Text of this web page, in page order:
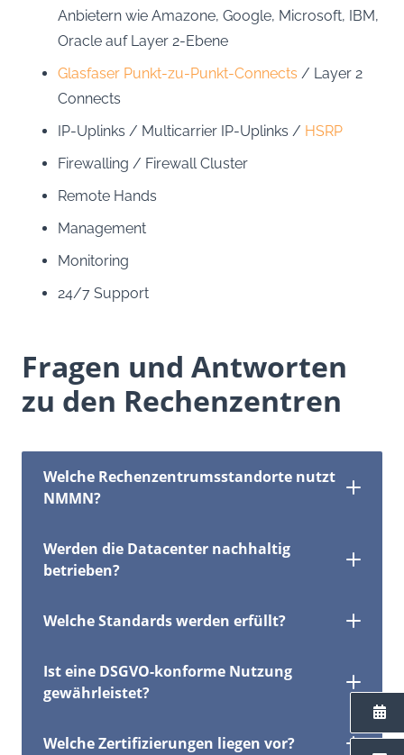
Anbietern wie Amazone, Google, Microsoft, IBM,
Oracle auf Layer 2-Ebene
Glasfaser Punkt-zu-Punkt-Connects / Layer 2
Connects
IP-Uplinks / Multicarrier IP-Uplinks / HSRP
Firewalling / Firewall Cluster
Remote Hands
Management
Monitoring
24/7 Support
Fragen und Antworten
zu den Rechenzentren
Welche Rechenzentrumsstandorte nutzt
NMMN?
Werden die Datacenter nachhaltig
betrieben?
Welche Standards werden erfüllt?
Ist eine DSGVO-konforme Nutzung
gewährleistet?
Welche Zertifizierungen liegen vor?